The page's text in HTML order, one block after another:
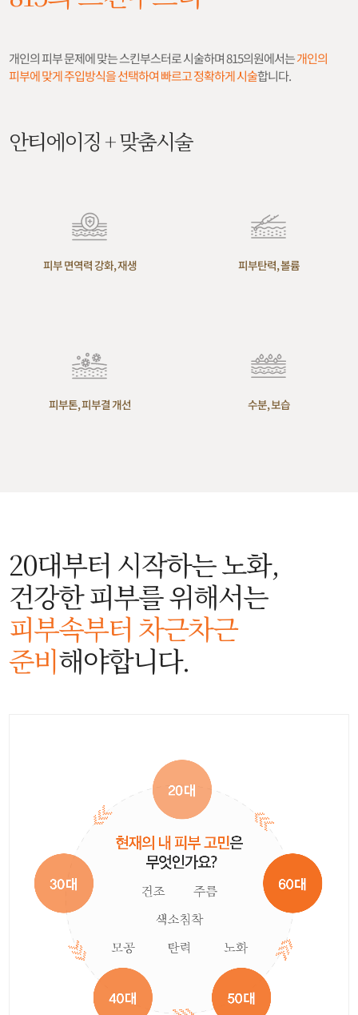
개인의 피부 문제에 맞는 스킨부스터로 시술하며 815의원에서는개인의
피부에 맞게 주입방식을 선택하여 빠르고 정확하게 시술합니다.
안티에이징 + 맞춤시술
피부 면역력 강화, 재생 피부탄력, 볼륨
피부톤, 피부결 개선 수분, 보습
20대부터 시작하는 노화,
건강한 피부를 위해서는
피부속부터 차근차근
준비해야합니다.